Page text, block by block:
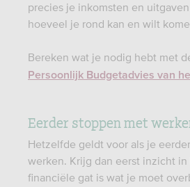
precies je inkomsten en
hoeveel je rond kan en wilt
Bereken wat je nodig hebt met
Persoonlijk Budgetadvies van
Eerder stoppen met
Hetzelfde geldt voor als je
werken. Krijg dan eerst inzicht
financiële gat is wat je moet